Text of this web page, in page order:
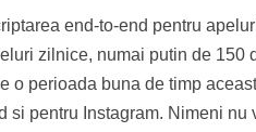
end-to-end pentru
zilnice, numai putin de
o perioada buna de timp
si pentru Instagram. Nimeni